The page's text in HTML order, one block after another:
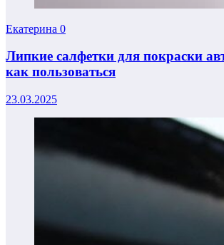
Екатерина 0
Липкие салфетки для покраски
как пользоваться
23.03.2025